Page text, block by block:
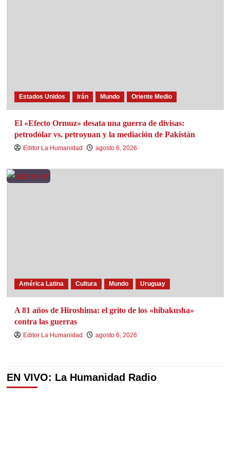
Estados Unidos Irán Mundo Oriente Medio
El «Efecto Ormuz» desata una guerra de divisas:
petrodólar vs. petroyuan y la mediación de Pakistán
Editor La Humanidad agosto 6, 2026
América Latina Cultura Mundo Uruguay
A 81 años de Hiroshima: el grito de los «hibakusha»
contra las guerras
Editor La Humanidad agosto 6, 2026
EN VIVO: La Humanidad Radio